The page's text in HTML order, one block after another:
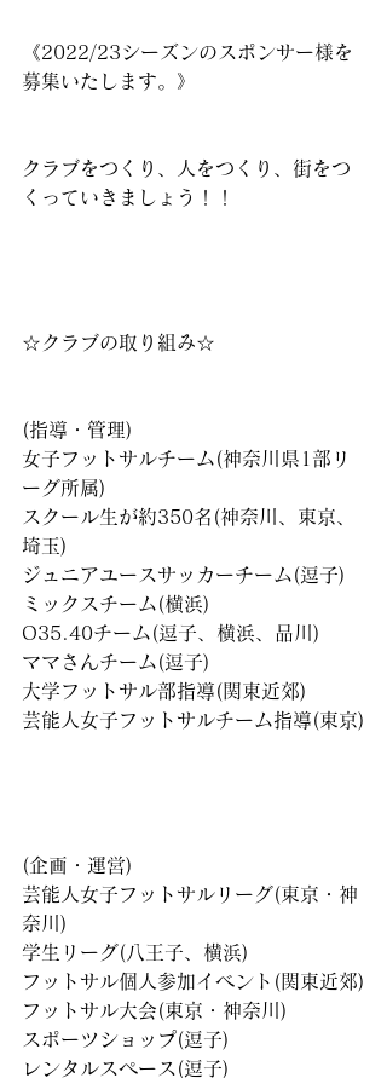
《2022/23シーズンのスポンサー様を
募集いたします。》
クラブをつくり、人をつくり、街をつ
くっていきましょう！！
☆クラブの取り組み☆
(指導・管理)
女子フットサルチーム(神奈川県1部リ
ーグ所属)
スクール生が約350名(神奈川、東京、
埼玉)
ジュニアユースサッカーチーム(逗子)
ミックスチーム(横浜)
O35.40チーム(逗子、横浜、品川)
ママさんチーム(逗子)
大学フットサル部指導(関東近郊)
芸能人女子フットサルチーム指導(東京)
(企画・運営)
芸能人女子フットサルリーグ(東京・神
奈川)
学生リーグ(八王子、横浜)
フットサル個人参加イベント(関東近郊)
フットサル大会(東京・神奈川)
スポーツショップ(逗子)
レンタルスペース(逗子)